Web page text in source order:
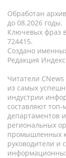
Обработан
до 08.2026 годы.
Ключевых фраз
724415.
Создано
Редакция
Читатели
из самых
индустрии
составляют
департаментов
региональных
промышленных
руководители и